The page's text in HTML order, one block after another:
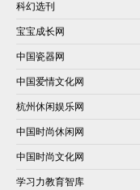
科幻选刊
宝宝成长网
中国瓷器网
中国爱情文化网
杭州休闲娱乐网
中国时尚休闲网
中国时尚文化网
学习力教育智库